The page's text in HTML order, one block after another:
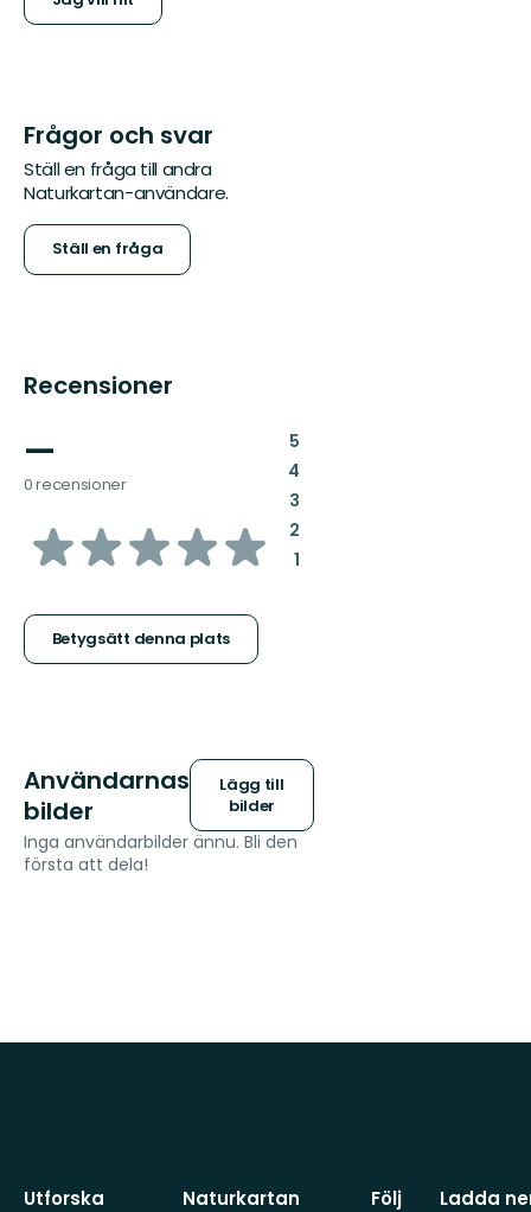
Frågor och svar
Ställ en fråga till andra
Naturkartan-användare.
Ställ en fråga
Recensioner
—
0 recensioner
av
stjärnor
Betygsätt denna plats
5:
4:
3:
2:
1:
Användarnas
bilder
Lägg till
bilder
Inga användarbilder ännu. Bli den
första att dela!
Utforska
Naturkartan
Följ
Ladda